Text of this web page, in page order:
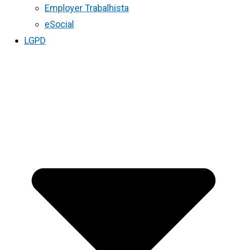
Employer Trabalhista
eSocial
LGPD